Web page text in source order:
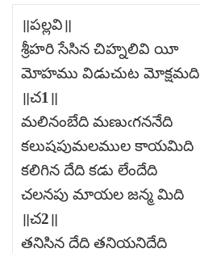
॥పల్లవి॥
శ్రీహరి సేసిన చిహ్నలివి యీ
మోహము విడుచుట మోక్షమది
॥చ1॥
మలినంబేది మణుఁగననేది
కలుషపుమలముల కాయమిది
కలిగిన దేది కడు లేందేది
చలనపు మాయల జన్మ మిది
॥చ2॥
తనిసిన దేది తనియనిదేది